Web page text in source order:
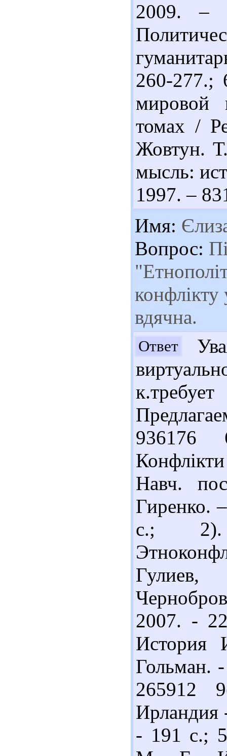
2009.
260-277.;
мировой
томах /
Жовтун.
мысль:
1997. –
Имя:
Вопрос:
конфлікту
вдячна.
Ответ
936176
Навч.
Гиренко.
с.;
2007. -
Гольман.
265912
Ирландия
- 191 с.;